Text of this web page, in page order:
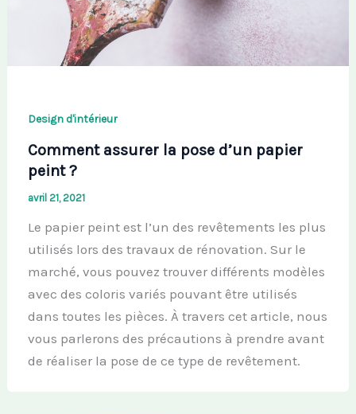
Design d'intérieur
Comment assurer la pose d’un papier
peint ?
avril 21, 2021
Le papier peint est l’un des revêtements les plus
utilisés lors des travaux de rénovation. Sur le
marché, vous pouvez trouver différents modèles
avec des coloris variés pouvant être utilisés
dans toutes les pièces. À travers cet article, nous
vous parlerons des précautions à prendre avant
de réaliser la pose de ce type de revêtement.